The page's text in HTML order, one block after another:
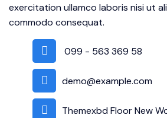
exercitation ullamco laboris nisi ut
commodo consequat.
099 - 563 369 58
demo@example.com
Themexbd Floor New